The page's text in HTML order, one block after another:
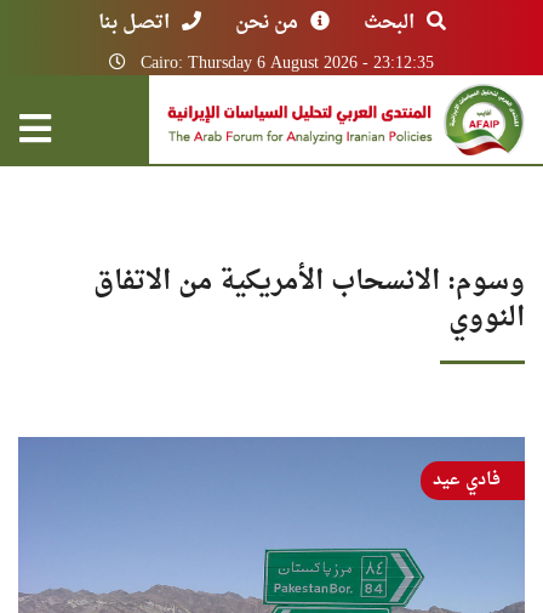
البحث من نحن اتصل بنا
Cairo: Thursday 6 August 2026 - 23:12:35
وسوم: الانسحاب الأمريكية من الاتفاق
النووي
فادي عيد